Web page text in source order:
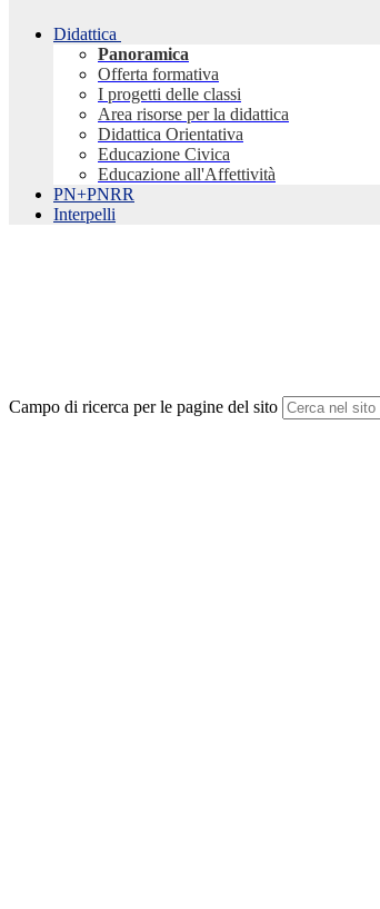
Didattica
Panoramica
Offerta formativa
I progetti delle classi
Area risorse per la didattica
Didattica Orientativa
Educazione Civica
Educazione all'Affettività
PN+PNRR
Interpelli
Campo di ricerca per le pagine del sito